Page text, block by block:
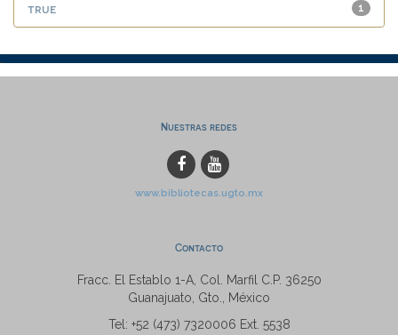
1
true
Nuestras redes
www.bibliotecas.ugto.mx
Contacto
Fracc. El Establo 1-A, Col. Marfil C.P. 36250
Guanajuato, Gto., México
Tel: +52 (473) 7320006 Ext. 5538